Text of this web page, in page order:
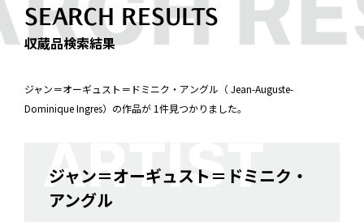
SEARCH RESULTS
収蔵品検索結果
ジャン＝オーギュスト＝ドミニク・アングル（ Jean-Auguste-
Dominique Ingres）の作品が 1件見つかりました。
ジャン＝オーギュスト＝ドミニク・
アングル